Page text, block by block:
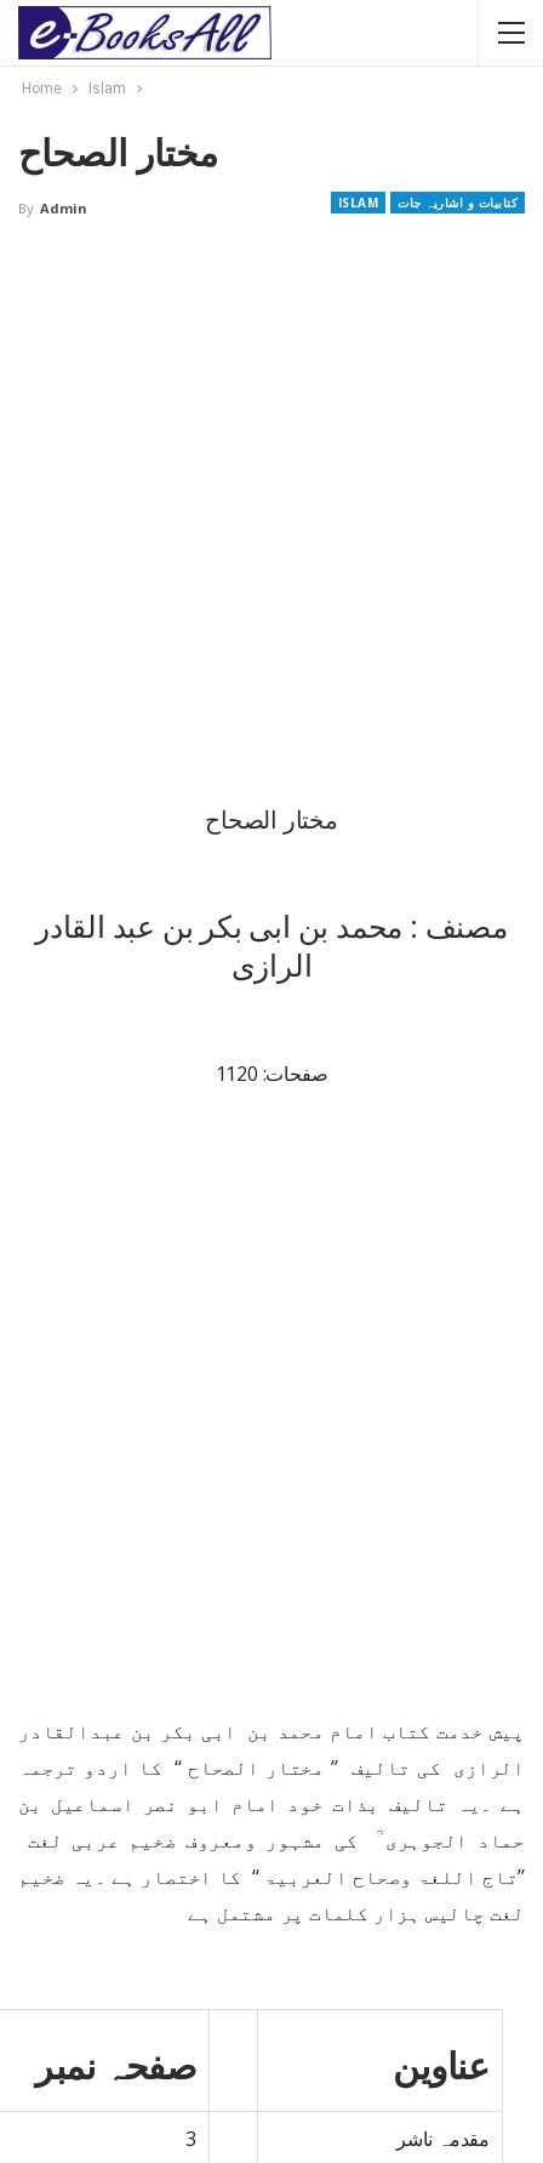
Home Islam
مختار الصحاح
ISLAM کتابیات و اشاریہ جات By Admin
مختار الصحاح
مصنف : محمد بن ابی بکر بن عبد القادر
الرازی
صفحات: 1120
پیش خدمت کتاب امام محمد بن ابی بکر بن عبدالقادر
الرازی کی تالیف ’’ مختار الصحاح ‘‘ کا اردو ترجمہ
ہے ۔یہ تالیف بذات خود امام ابو نصر اسماعیل بن
حماد الجوہری ؒ کی مشہور ومعروف ضخیم عربی لغت
’’تاج اللغۃ وصحاح العربیۃ ‘‘ کا اختصار ہے ۔یہ ضخیم
لغت چالیس ہزار کلمات پر مشتمل ہے
عناوین صفحہ نمبر
مقدمہ ناشر 3